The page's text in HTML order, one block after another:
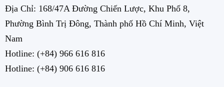
Địa Chỉ: 168/47A Đường Chiến Lược, Khu Phố 8,
Phường Bình Trị Đông, Thành phố Hồ Chí Minh, Việt
Nam
Hotline: (+84) 966 616 816
Hotline: (+84) 906 616 816